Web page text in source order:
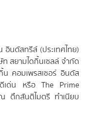
อินดัสทรีส์ (ประเทศไทย)
สยามไดกิ้นเซลล์ จำกัด
น คอมเพรสเซอร์ อินดัส
เด่น หรือ The Prime
ตึกสันติไมตรี ทำเนียบ